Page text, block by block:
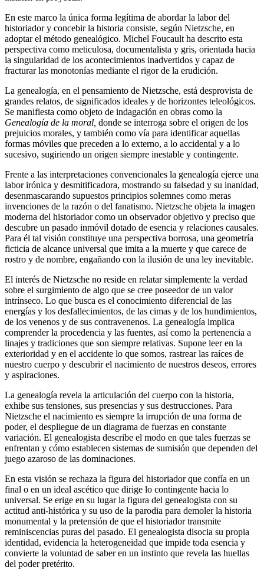
En este marco la única forma legítima de abordar la labor del
historiador y concebir la historia consiste, según Nietzsche, en
adoptar el método genealógico. Michel Foucault ha descrito esta
perspectiva como meticulosa, documentalista y gris, orientada hacia
la singularidad de los acontecimientos inadvertidos y capaz de
fracturar las monotonías mediante el rigor de la erudición.
La genealogía, en el pensamiento de Nietzsche, está desprovista de
grandes relatos, de significados ideales y de horizontes teleológicos.
Se manifiesta como objeto de indagación en obras como la
Genealogía de la moral, donde se interroga sobre el origen de los
prejuicios morales, y también como vía para identificar aquellas
formas móviles que preceden a lo externo, a lo accidental y a lo
sucesivo, sugiriendo un origen siempre inestable y contingente.
Frente a las interpretaciones convencionales la genealogía ejerce una
labor irónica y desmitificadora, mostrando su falsedad y su inanidad,
desenmascarando supuestos principios solemnes como meras
invenciones de la razón o del fanatismo. Nietzsche objeta la imagen
moderna del historiador como un observador objetivo y preciso que
descubre un pasado inmóvil dotado de esencia y relaciones causales.
Para él tal visión constituye una perspectiva borrosa, una geometría
ficticia de alcance universal que imita a la muerte y que carece de
rostro y de nombre, engañando con la ilusión de una ley inevitable.
El interés de Nietzsche no reside en relatar simplemente la verdad
sobre el surgimiento de algo que se cree poseedor de un valor
intrínseco. Lo que busca es el conocimiento diferencial de las
energías y los desfallecimientos, de las cimas y de los hundimientos,
de los venenos y de sus contravenenos. La genealogía implica
comprender la procedencia y las fuentes, así como la pertenencia a
linajes y tradiciones que son siempre relativas. Supone leer en la
exterioridad y en el accidente lo que somos, rastrear las raíces de
nuestro cuerpo y descubrir el nacimiento de nuestros deseos, errores
y aspiraciones.
La genealogía revela la articulación del cuerpo con la historia,
exhibe sus tensiones, sus presencias y sus destrucciones. Para
Nietzsche el nacimiento es siempre la irrupción de una forma de
poder, el despliegue de un diagrama de fuerzas en constante
variación. El genealogista describe el modo en que tales fuerzas se
enfrentan y cómo establecen sistemas de sumisión que dependen del
juego azaroso de las dominaciones.
En esta visión se rechaza la figura del historiador que confía en un
final o en un ideal ascético que dirige lo contingente hacia lo
universal. Se erige en su lugar la figura del genealogista con su
actitud anti-histórica y su uso de la parodia para demoler la historia
monumental y la pretensión de que el historiador transmite
reminiscencias puras del pasado. El genealogista disocia su propia
identidad, evidencia la heterogeneidad que impide toda esencia y
convierte la voluntad de saber en un instinto que revela las huellas
del poder pretérito.